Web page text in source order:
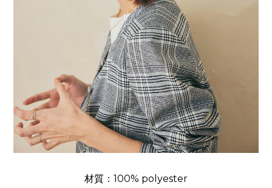
材質：100% polyester